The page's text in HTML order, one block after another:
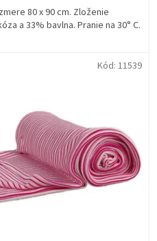
80 x 90 cm. Zloženie
a 33% bavlna. Pranie na 30° C.
Kód: 11539